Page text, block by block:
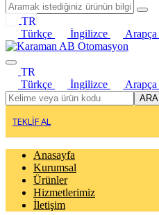
TR
Türkçe
İngilizce Arapça
TR
Türkçe
İngilizce Arapça
ARA
TEKLİF AL
Anasayfa
Kurumsal
Ürünler
Hizmetlerimiz
İletişim